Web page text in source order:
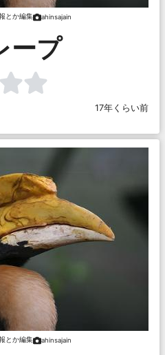
とか編集 ahinsajain
ープ
17年くらい前
とか編集 ahinsajain